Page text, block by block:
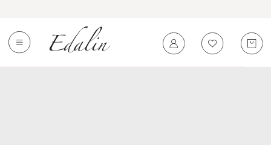
Вернуться
←